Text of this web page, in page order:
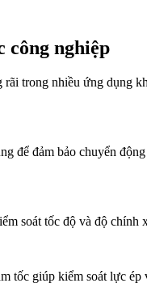
công nghiệp
trong nhiều ứng dụng
để đảm bảo chuyển
soát tốc độ và độ
tốc giúp kiểm soát lực